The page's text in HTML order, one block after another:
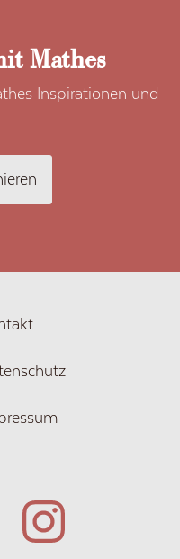
Mathes
Inspirationen und